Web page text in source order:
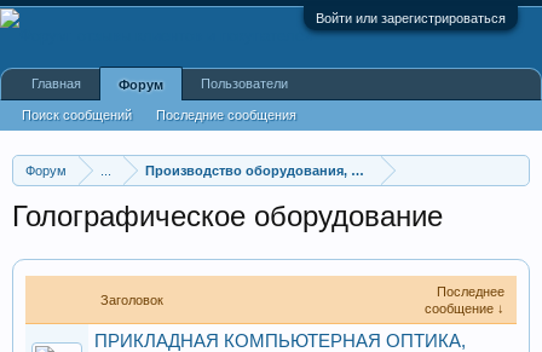
Войти или зарегистрироваться
Форум Производство оборудования, оборудование для произв
Голографическое оборудование
Заголовок
Последнее
сообщение ↓
ПРИКЛАДНАЯ КОМПЬЮТЕРНАЯ ОПТИКА,
Главная Форум
Поиск сообщений Последние сообщения
Пользователи